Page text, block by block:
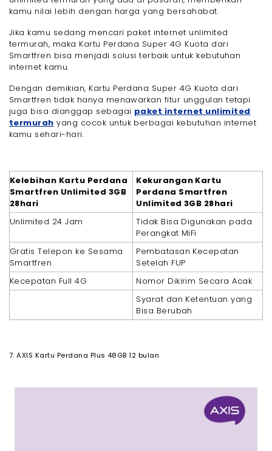
kamu nilai lebih dengan harga yang bersahabat.
Jika kamu sedang mencari paket internet unlimited
termurah, maka Kartu Perdana Super 4G Kuota dari
Smartfren bisa menjadi solusi terbaik untuk kebutuhan
internet kamu.
Dengan demikian, Kartu Perdana Super 4G Kuota dari
Smartfren tidak hanya menawarkan fitur unggulan tetapi
juga bisa dianggap sebagai paket internet unlimited
termurah yang cocok untuk berbagai kebutuhan internet
kamu sehari-hari.
Kelebihan Kartu Perdana
Smartfren Unlimited 3GB
28hari
Kekurangan Kartu
Perdana Smartfren
Unlimited 3GB 28hari
Unlimited 24 Jam
Tidak Bisa Digunakan pada
Perangkat MiFi
Gratis Telepon ke Sesama
Smartfren
Pembatasan Kecepatan
Setelah FUP
Kecepatan Full 4G
Nomor Dikirim Secara Acak
Syarat dan Ketentuan yang
Bisa Berubah
7. AXIS Kartu Perdana Plus 48GB 12 bulan